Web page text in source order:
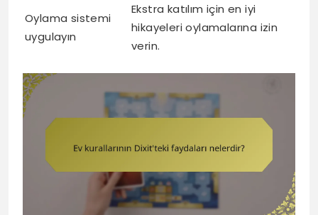
Oylama sistemi
uygulayın
Ekstra katılım için en iyi
hikayeleri oylamalarına izin
verin.